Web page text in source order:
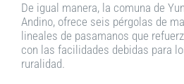
De igual manera, la comuna de
Andino, ofrece seis pérgolas de
lineales de pasamanos que
con las facilidades debidas para
ruralidad.